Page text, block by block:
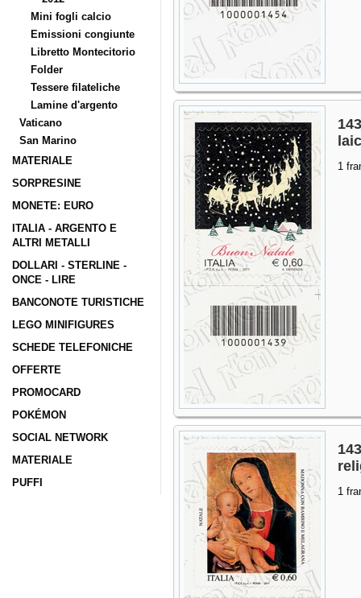
Mini fogli calcio
Emissioni congiunte
Libretto Montecitorio
Folder
Tessere filateliche
Lamine d'argento
Vaticano
San Marino
MATERIALE
SORPRESINE
MONETE: EURO
ITALIA - ARGENTO E
ALTRI METALLI
DOLLARI - STERLINE -
ONCE - LIRE
BANCONOTE TURISTICHE
LEGO MINIFIGURES
SCHEDE TELEFONICHE
OFFERTE
PROMOCARD
POKÉMON
SOCIAL NETWORK
MATERIALE
PUFFI
1
1